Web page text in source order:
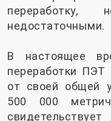
недостаточными.
В настоящее
переработки ПЭТ
от своей общей
500 000